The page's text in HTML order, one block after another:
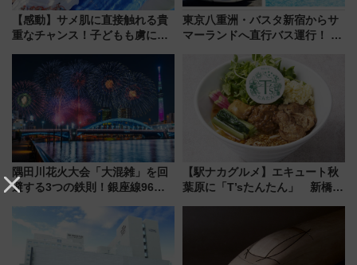
【感動】サメ肌に直接触れる貴
重なチャンス！子どもも虜にな
メのタッチングプール」【夏休
み限定企画】
東京八重洲・バスタ新宿からサ
マーランドへ直行バス運行！ お
推し活を楽しもう！（2026年
8/1～31）
隅田川花火大会「大混雑」を回
避する3つの鉄則！銀座線96本
ツリー駅の規制まとめ 7/25開催
（2026年）
【駅ナカグルメ】エキュート秋
葉原に「T’sたんたん」 新橋に
たまご」新グルメ続々登場！
【2026年8月】